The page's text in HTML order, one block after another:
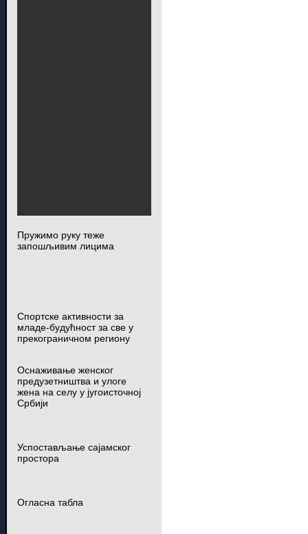
Пружимо руку теже
запошљивим лицима
Спортске активности за
младе-будућност за све у
прекограничном региону
Оснаживање женског
предузетништва и улоге
жена на селу у југоисточној
Србији
Успостављање сајамског
простора
Огласна табла